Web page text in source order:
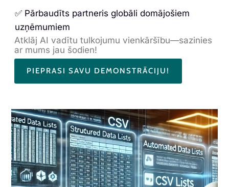
✅ Pārbaudīts partneris globāli domājošiem
uzņēmumiem
Atklāj AI vadītu tulkojumu vienkāršību—sazinies
ar mums jau šodien!
PIEPRASI SAVU DEMONSTRĀCIJU!